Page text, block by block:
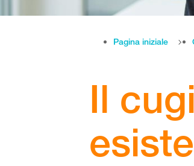
Pagina iniziale
Il